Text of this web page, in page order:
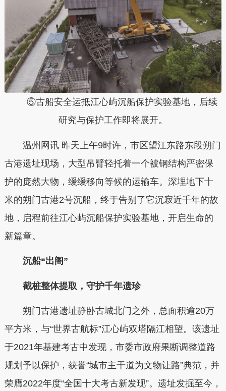
⑤古船安全运抵江心屿沉船保护实验基地，后续
研究与保护工作即将展开。
温州网讯 昨天上午9时许，市区望江东路东段朔门
古港遗址现场，大型吊臂轻托着一个被钢结构严密保
护的庞然大物，缓缓移向等候的运输车。深埋地下十
米的朔门古港2号沉船，终于告别了它沉寂近千年的故
地，启程前往江心屿沉船保护实验基地，开启生命的
新篇章。
沉船“出阁”
截桩整体提取，守护千年遗珍
朔门古港遗址静卧古城北门之外，总面积逾20万
平方米，与“世界古航标”江心屿双塔隔江相望。该遗址
于2021年基建考古中发现，市委市政府果断调整道路
规划予以保护，获誉“城市主干道为文物让路”典范，并
荣膺2022年度“全国十大考古新发现”。遗址发掘至今，